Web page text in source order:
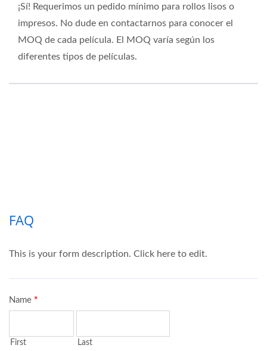
¡Sí! Requerimos un pedido mínimo para rollos lisos o
impresos. No dude en contactarnos para conocer el
MOQ de cada película. El MOQ varía según los
diferentes tipos de películas.